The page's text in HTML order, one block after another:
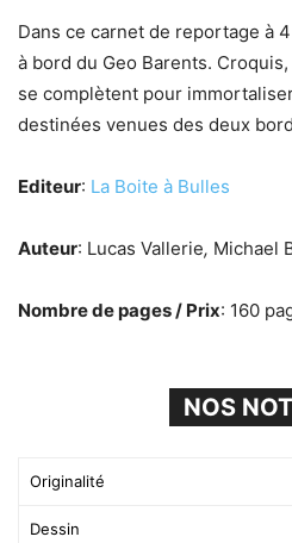
Dans ce carnet de reportage à
à bord du Geo Barents.
se complètent pour
destinées venues des deux
Editeur: La Boite à Bulles
Auteur: Lucas Vallerie, Michael
Nombre de pages / Prix: 160
NOS
Originalité
Dessin